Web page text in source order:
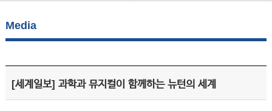
Media
[세계일보] 과학과 뮤지컬이 함께하는 뉴턴의 세계